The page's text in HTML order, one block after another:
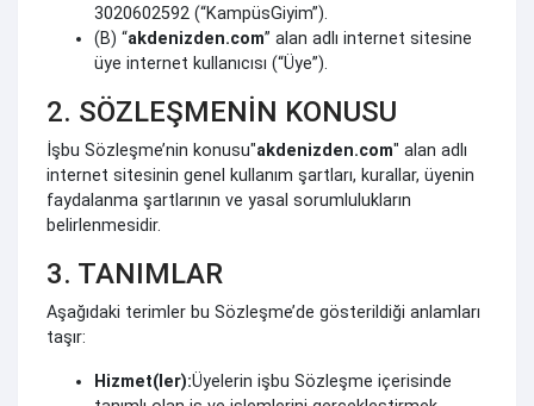
3020602592 (“KampüsGiyim”).
(B) “akdenizden.com” alan adlı internet sitesine
üye internet kullanıcısı (“Üye”).
2. SÖZLEŞMENİN KONUSU
İşbu Sözleşme’nin konusu"akdenizden.com" alan adlı
internet sitesinin genel kullanım şartları, kurallar, üyenin
faydalanma şartlarının ve yasal sorumlulukların
belirlenmesidir.
3. TANIMLAR
Aşağıdaki terimler bu Sözleşme’de gösterildiği anlamları
taşır:
Hizmet(ler):Üyelerin işbu Sözleşme içerisinde